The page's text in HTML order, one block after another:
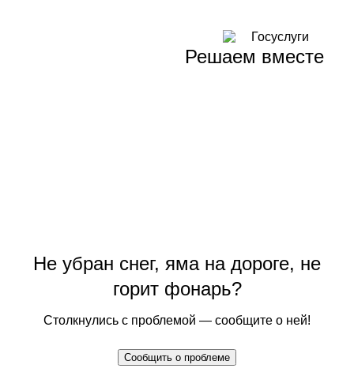
Решаем вместе
Не убран снег, яма на дороге, не
горит фонарь?
Столкнулись с проблемой — сообщите о ней!
Сообщить о проблеме